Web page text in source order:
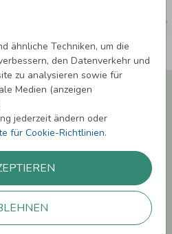
ähnliche Techniken, um die
den Datenverkehr und
zu analysieren sowie für
Medien (anzeigen
jederzeit ändern oder
für Cookie-Richtlinien.
und 5,00 € Rabatt**
an und bleibe auf dem